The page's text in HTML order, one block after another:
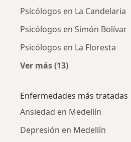
Psicólogos en La Candelaria
Psicólogos en Simón Bolívar
Psicólogos en La Floresta
Ver más (13)
Enfermedades más tratadas
Ansiedad en Medellín
Depresión en Medellín